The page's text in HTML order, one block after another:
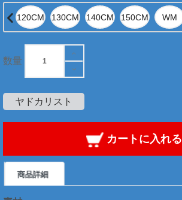
数量
ヤドカリスト
カートに入れる
商品詳細